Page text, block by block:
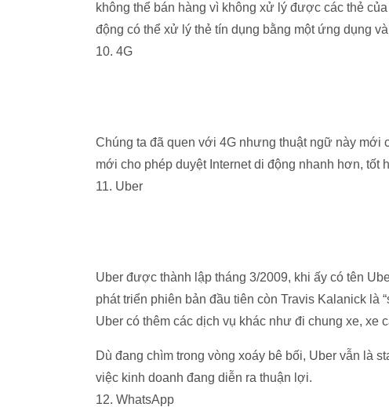
không thể bán hàng vì không xử lý được các thẻ
động có thể xử lý thẻ tín dụng bằng một ứng dụng
10. 4G
Chúng ta đã quen với 4G nhưng thuật ngữ này mới
mới cho phép duyệt Internet di động nhanh hơn, tốt
11. Uber
Uber được thành lập tháng 3/2009, khi ấy có tên
phát triển phiên bản đầu tiên còn Travis Kalanick là
Uber có thêm các dịch vụ khác như đi chung xe, xe
Dù đang chìm trong vòng xoáy bê bối, Uber vẫn là
việc kinh doanh đang diễn ra thuận lợi.
12. WhatsApp